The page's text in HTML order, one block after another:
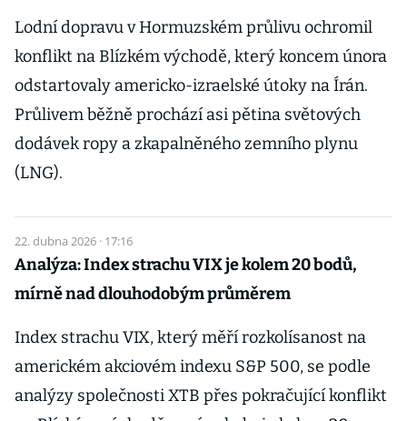
Lodní dopravu v Hormuzském průlivu ochromil
konflikt na Blízkém východě, který koncem února
odstartovaly americko-izraelské útoky na Írán.
Průlivem běžně prochází asi pětina světových
dodávek ropy a zkapalněného zemního plynu
(LNG).
22. dubna 2026 · 17:16
Analýza: Index strachu VIX je kolem 20 bodů,
mírně nad dlouhodobým průměrem
Index strachu VIX, který měří rozkolísanost na
americkém akciovém indexu S&P 500, se podle
analýzy společnosti XTB přes pokračující konflikt